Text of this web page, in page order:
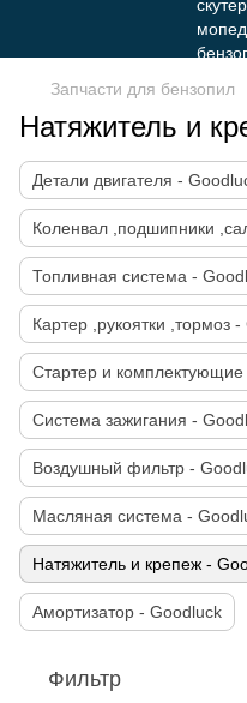
Запчасти для бензопил
Натяжитель и
Детали двигателя -
Коленвал ,подшипники
Топливная система -
Картер ,рукоятки ,тормоз
Стартер и
Система зажигания -
Воздушный фильтр -
Масляная система -
Натяжитель и крепеж -
Амортизатор - Goodluck
Фильтр